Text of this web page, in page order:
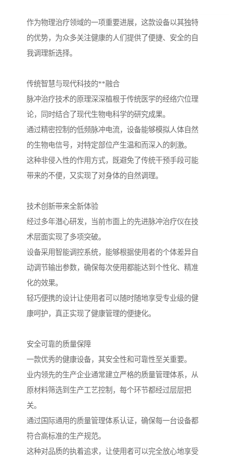
作为物理治疗领域的一项重要进展，这款设备以其独特
的优势，为众多关注健康的人们提供了便捷、安全的自
我调理新选择。
传统智慧与现代科技的**融合
脉冲治疗技术的原理深深植根于传统医学的经络穴位理
论，同时结合了现代生物电科学的研究成果。
通过精密控制的低频脉冲电流，设备能够模拟人体自然
的生物电信号，对特定部位产生温和而深入的刺激。
这种非侵入性的作用方式，既避免了传统干预手段可能
带来的不便，又实现了对身体的自然调理。
技术创新带来全新体验
经过多年潜心研发，当前市面上的先进脉冲治疗仪在技
术层面实现了多项突破。
设备采用智能调控系统，能够根据使用者的个体差异自
动调节输出参数，确保每次使用都能达到个性化、精准
化的效果。
轻巧便携的设计让使用者可以随时随地享受专业级的健
康呵护，真正实现了健康管理的便捷化。
安全可靠的质量保障
一款优秀的健康设备，其安全性和可靠性至关重要。
业内领先的生产企业通常建立严格的质量管理体系，从
原材料筛选到生产工艺控制，每个环节都经过层层把
关。
通过国际通用的质量管理体系认证，确保每一台设备都
符合高标准的生产规范。
这种对品质的执着追求，让使用者可以完全放心地享受